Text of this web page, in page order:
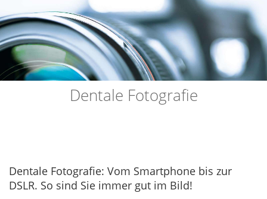
Dentale Fotografie
Dentale Fotografie: Vom Smartphone bis zur
DSLR. So sind Sie immer gut im Bild!